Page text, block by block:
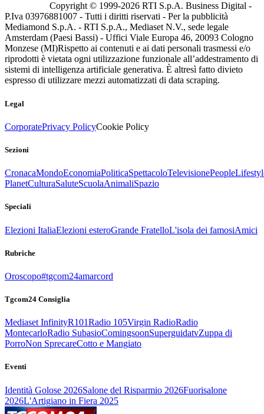
Copyright © 1999-2026 RTI S.p.A. Business Digital -
P.Iva 03976881007 - Tutti i diritti riservati - Per la pubblicità
Mediamond S.p.A. - RTI S.p.A., Mediaset N.V., sede legale
Amsterdam (Paesi Bassi) - Uffici Viale Europa 46, 20093 Cologno
Monzese (MI)Rispetto ai contenuti e ai dati personali trasmessi e/o
riprodotti è vietata ogni utilizzazione funzionale all’addestramento di
sistemi di intelligenza artificiale generativa. È altresì fatto divieto
espresso di utilizzare mezzi automatizzati di data scraping.
Legal
CorporatePrivacy PolicyCookie Policy
Sezioni
CronacaMondoEconomiaPoliticaSpettacoloTelevisionePeople
PlanetCulturaSaluteScuolaAnimaliSpazio
Speciali
Elezioni ItaliaElezioni esteroGrande FratelloL'isola dei famosiAmici
Rubriche
Oroscopo#tgcom24amarcord
Tgcom24 Consiglia
Mediaset InfinityR101Radio 105Virgin RadioRadio
MontecarloRadio SubasioComingsoonSuperguidatvZuppa di
PorroNon SprecareCotto e Mangiato
Eventi
Identità Golose 2026Salone del Risparmio 2026Fuorisalone
2026L'Artigiano in Fiera 2025